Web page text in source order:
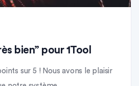
bien” pour 1Tool
sur 5 ! Nous avons le plaisir